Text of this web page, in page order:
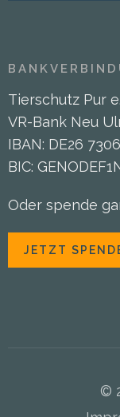
Tierschutz Pur
VR-Bank Neu
IBAN: DE26
BIC:
Oder spende
JETZT
©